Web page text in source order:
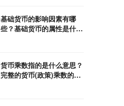
基础货币的影响因素有哪
些？基础货币的属性是什
货币乘数指的是什么意思？
完整的货币(政策)乘数的计